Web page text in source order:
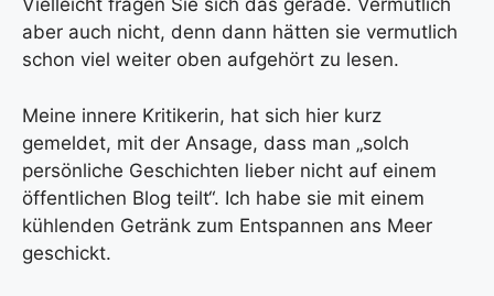
Vielleicht fragen Sie sich das gerade. Vermutlich
aber auch nicht, denn dann hätten sie vermutlich
schon viel weiter oben aufgehört zu lesen.
Meine innere Kritikerin, hat sich hier kurz
gemeldet, mit der Ansage, dass man „solch
persönliche Geschichten lieber nicht auf einem
öffentlichen Blog teilt“. Ich habe sie mit einem
kühlenden Getränk zum Entspannen ans Meer
geschickt.